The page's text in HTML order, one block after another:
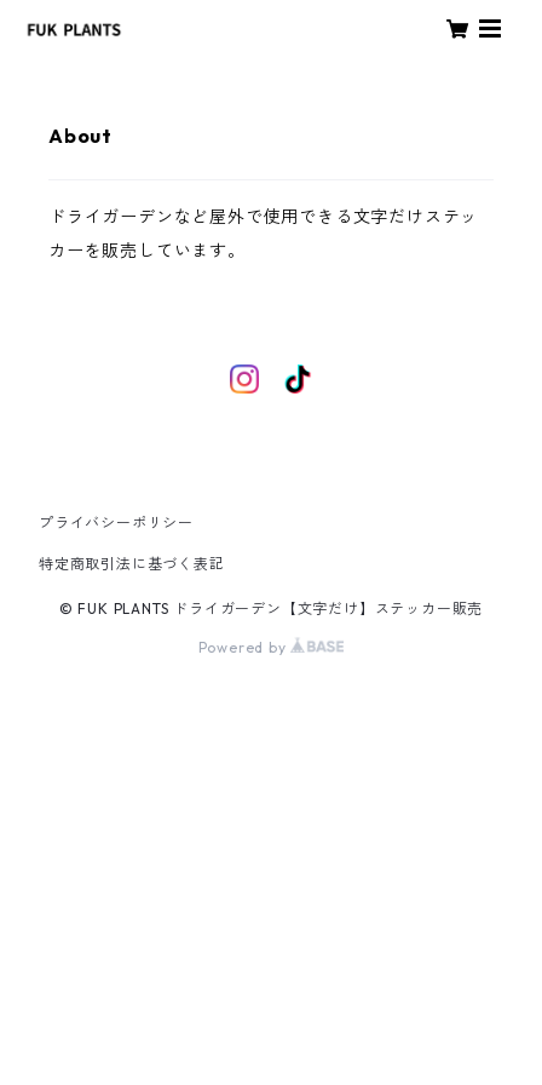
About
ドライガーデンなど屋外で使用できる文字だけステッ
カーを販売しています。
プライバシーポリシー
特定商取引法に基づく表記
© FUK PLANTS ドライガーデン【文字だけ】ステッカー販売
Powered by